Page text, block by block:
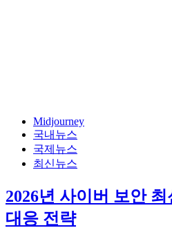
Midjourney
국내뉴스
국제뉴스
최신뉴스
2026년 사이버 보안
대응 전략